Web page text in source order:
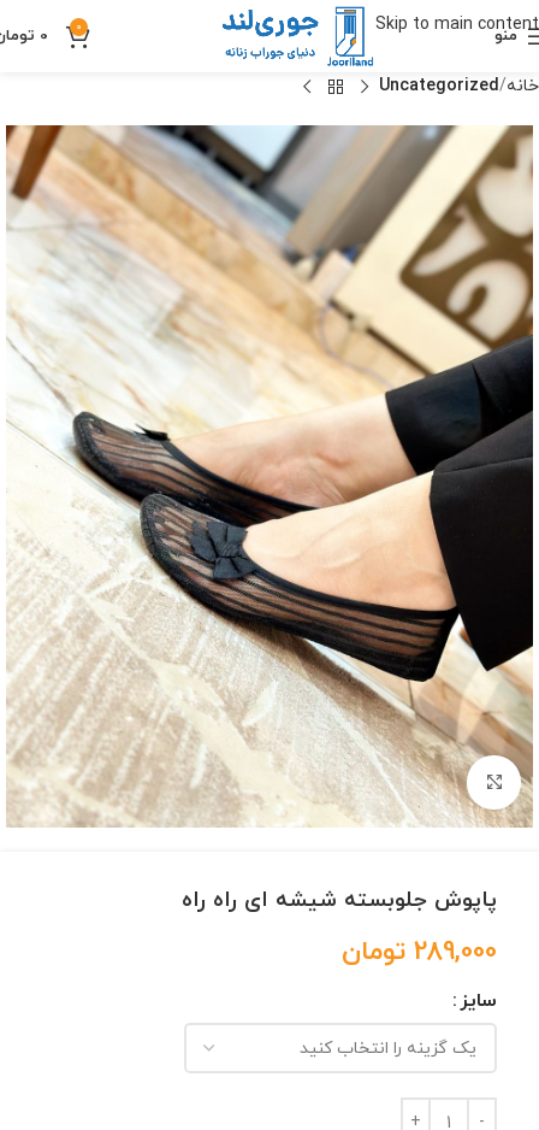
Skip to main content
منو 0
0
خانه Uncategorized
برای بزرگنمایی کلیک کنید
پاپوش جلوبسته شیشه ای راه راه
289,000 تومان
سایز